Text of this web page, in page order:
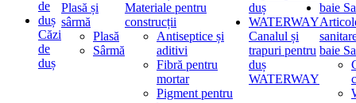
Căzi
de
duș
Plasă și
sârmă
Plasă
Sârmă
Materiale pentru
construcții
Antiseptice și
aditivi
Fibră pentru
mortar
Pigment pentru
Canalul și
trapuri pentru
duș
WATERWAY
baie